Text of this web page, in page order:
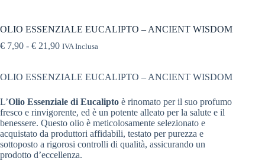
OLIO ESSENZIALE EUCALIPTO – ANCIENT WISDOM
€ 7,90 - € 21,90 IVA Inclusa
OLIO ESSENZIALE EUCALIPTO – ANCIENT WISDOM
L’Olio Essenziale di Eucalipto è rinomato per il suo profumo
fresco e rinvigorente, ed è un potente alleato per la salute e il
benessere. Questo olio è meticolosamente selezionato e
acquistato da produttori affidabili, testato per purezza e
sottoposto a rigorosi controlli di qualità, assicurando un
prodotto d’eccellenza.